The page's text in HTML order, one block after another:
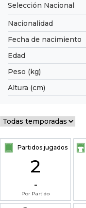
Selección Nacional
Nacionalidad
Fecha de nacimiento
Edad
Peso (kg)
Altura (cm)
Partidos jugados
2
-
Por Partido